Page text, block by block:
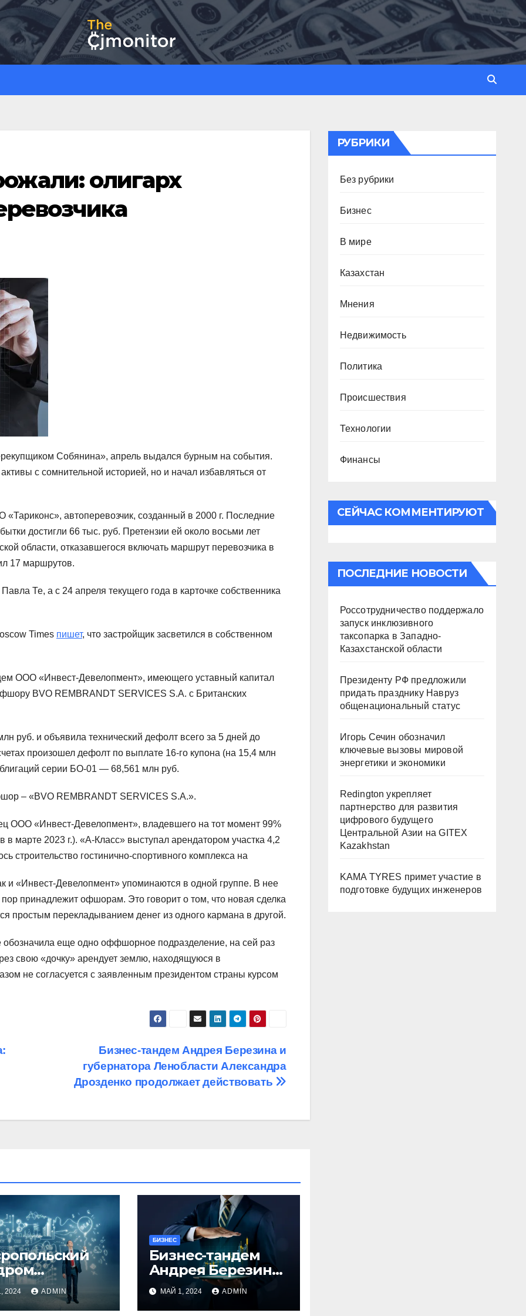
олигарх
Собянина», апрель выдался бурным на события.
с сомнительной историей, но и начал избавляться от
автоперевозчик, созданный в 2000 г. Последние
достигли 66 тыс. руб. Претензии ей около восьми лет
области, отказавшегося включать маршрут перевозчика в
17 маршрутов.
Те, а с 24 апреля текущего года в карточке собственника
Times пишет, что застройщик засветился в собственном
ООО «Инвест-Девелопмент», имеющего уставный капитал
BVO REMBRANDT SERVICES S.A. с Британских
руб. и объявила технический дефолт всего за 5 дней до
произошел дефолт по выплате 16-го купона (на 15,4 млн
серии БО-01 — 68,561 млн руб.
– «BVO REMBRANDT SERVICES S.A.».
ООО «Инвест-Девелопмент», владевшего на тот момент 99%
марте 2023 г.). «А-Класс» выступал арендатором участка 4,2
строительство гостинично-спортивного комплекса на
и «Инвест-Девелопмент» упоминаются в одной группе. В нее
принадлежит офшорам. Это говорит о том, что новая сделка
простым перекладыванием денег из одного кармана в другой.
еще одно оффшорное подразделение, на сей раз
свою «дочку» арендует землю, находящуюся в
не согласуется с заявленным президентом страны курсом
Бизнес-тандем Андрея Березина и
губернатора Ленобласти Александра
Дрозденко продолжает действовать
на 2,5
2024 ADMIN
БИЗНЕС
Бизнес-тандем
Андрея Березина
и губернатора
Ленобласти
МАЙ 1, 2024 ADMIN
РУБРИКИ
Без рубрики
Бизнес
В мире
Казахстан
Мнения
Недвижимость
Политика
Происшествия
Технологии
Финансы
СЕЙЧАС КОММЕНТИРУЮТ
ПОСЛЕДНИЕ НОВОСТИ
Россотрудничество поддержало
запуск инклюзивного
таксопарка в Западно-
Казахстанской области
Президенту РФ предложили
придать празднику Навруз
общенациональный статус
Игорь Сечин обозначил
ключевые вызовы мировой
энергетики и экономики
Redington укрепляет
партнерство для развития
цифрового будущего
Центральной Азии на GITEX
Kazakhstan
KAMA TYRES примет участие в
подготовке будущих инженеров